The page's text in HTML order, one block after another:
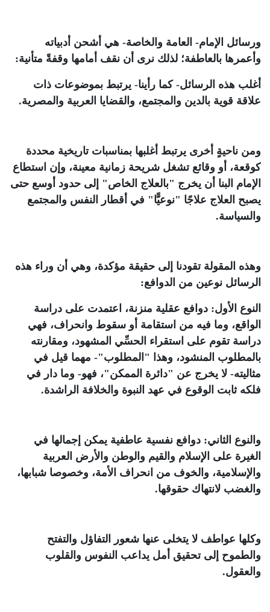
ورسائل الإمام- العامة والخاصة- هي أشحن أدبياته
وأعمرها بالعاطفة؛ لذلك نرى أن نقف أمامها وقفةً متأنية:
أغلب هذه الرسائل- كما رأينا- يرتبط بموضوعات ذات
علاقة قوية بالدين والمجتمع، والقضايا العربية والمصرية.
ومن ناحيةٍ أخرى يرتبط أغلبها بمناسبات تاريخية محددة
كوقعة، أو وقائع تشغل شريحة زمانية معينة، وإن استطاع
الإمام البنا أن يخرج "بالعلاج الخاص" إلى حدود أوسع حتى
يصبح العلاج علاجًا "نوعيًّا" في أقطار النفس والمجتمع
والسياسة.
وهذه المقولة تقودنا إلى حقيقة مؤكدة، وهي أن وراء هذه
الرسائل نوعين من الدوافع:
النوع الأول: دوافع عقلية منزنة، اعتمدت على دراسة
الواقع، وما فيه من استقامة أو سقوط وانحراف، فهي
دراسة تقوم على استقراء الحسِّي المشهود، ومقارنته
بالمطلوب المنشود، وهذا "المطلوب"- مهما قيل في
مثاليته- لا يخرج عن "دائرة الممكن"، فهو- وما دار في
فلكه ثابت الوقوع في عهد النبوة والخلافة الراشدة.
والنوع الثاني: دوافع نفسية عاطفية يمكن إجمالها في
الغيرة على الإسلام والقيم والوطن والأرض العربية
والإسلامية، والخوف من انحراف الأمة، وخصوصا شبابها،
والغضب لانتهاك حقوقها.
وكلها عواطف لا يتخلى عنها شعور التفاؤل والتفتح
والطموح إلى تحقيق أمل يداعب النفوس والقلوب
والعقول.